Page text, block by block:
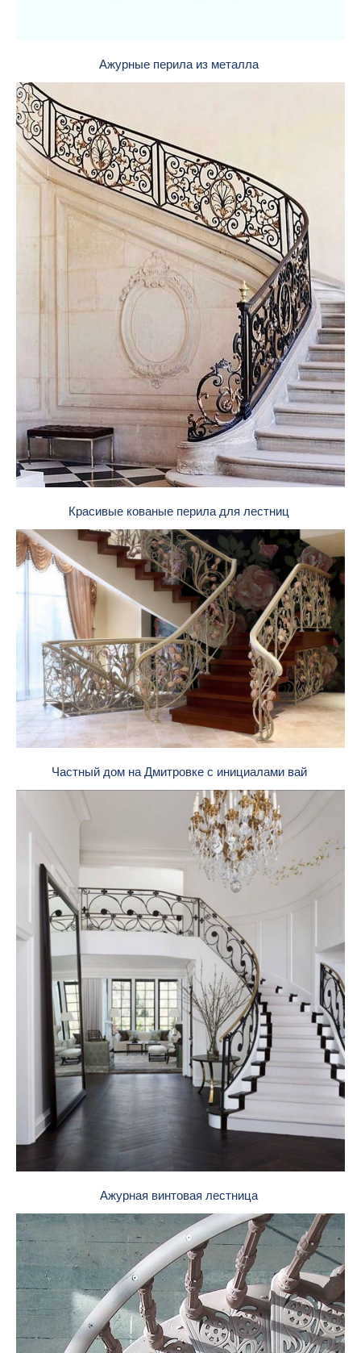
Ажурные перила из металла
Красивые кованые перила для лестниц
Частный дом на Дмитровке с инициалами вай
Ажурная винтовая лестница